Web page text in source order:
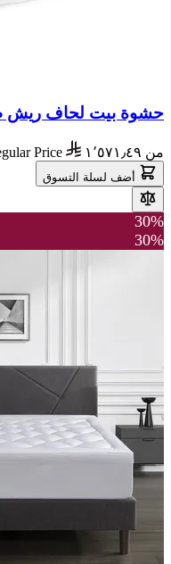
حشوة بيت لحاف ريش طبيعي
من ١٬٥٧١٫٤٩ Price
أضف لسلة التسوق
30%
30%